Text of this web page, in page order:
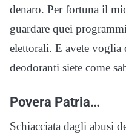
denaro. Per fortuna il
guardare quei
elettorali. E avete
deodoranti siete come
Povera Patria…
Schiacciata dagli abusi